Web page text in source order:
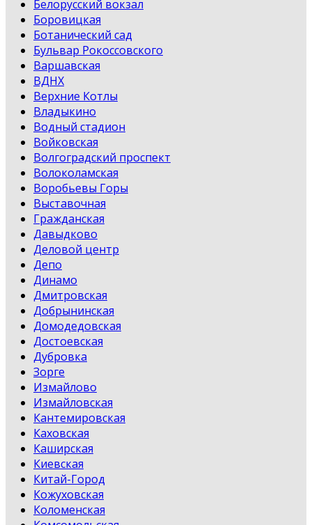
Белорусский вокзал
Боровицкая
Ботанический сад
Бульвар Рокоссовского
Варшавская
ВДНХ
Верхние Котлы
Владыкино
Водный стадион
Войковская
Волгоградский проспект
Волоколамская
Воробьевы Горы
Выставочная
Гражданская
Давыдково
Деловой центр
Депо
Динамо
Дмитровская
Добрынинская
Домодедовская
Достоевская
Дубровка
Зорге
Измайлово
Измайловская
Кантемировская
Каховская
Каширская
Киевская
Китай-Город
Кожуховская
Коломенская